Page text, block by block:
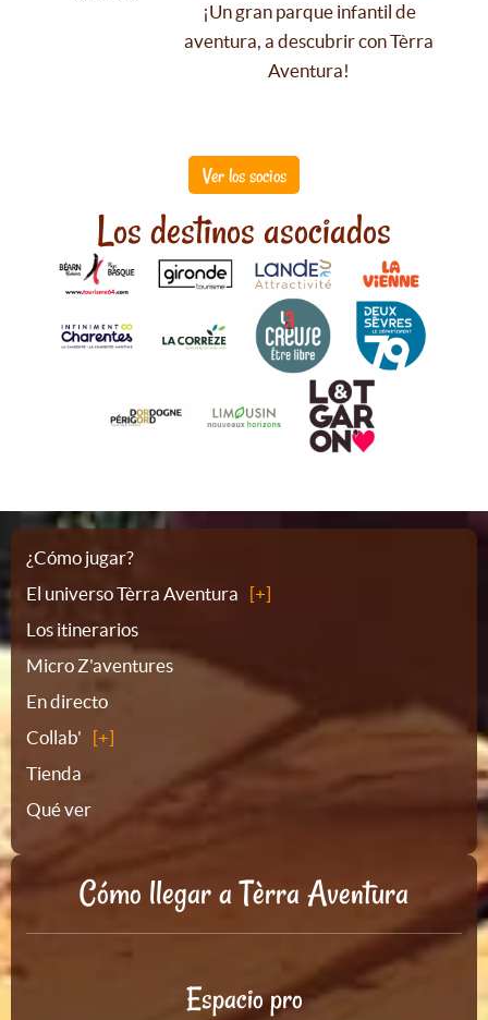
¡Un gran parque infantil de
aventura, a descubrir con Tèrra
Aventura!
Ver los socios
Los destinos asociados
Plano
del
sitio
¿Cómo jugar?
El universo Tèrra Aventura
Los itinerarios
Micro Z'aventures
En directo
Collab'
Tienda
Qué ver
Cómo llegar a Tèrra Aventura
Espacio pro